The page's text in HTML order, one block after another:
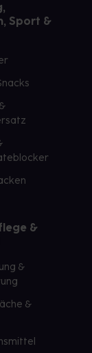
Sport &
&
&
&